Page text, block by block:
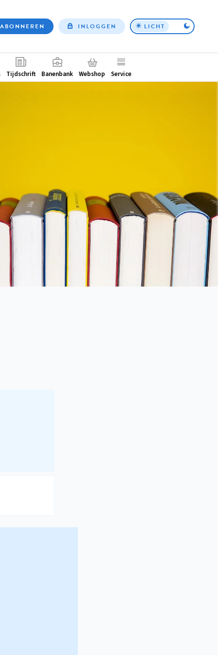
Top
ABONNEREN INLOGGEN LICHT
Tijdschrift Banenbank Webshop Service